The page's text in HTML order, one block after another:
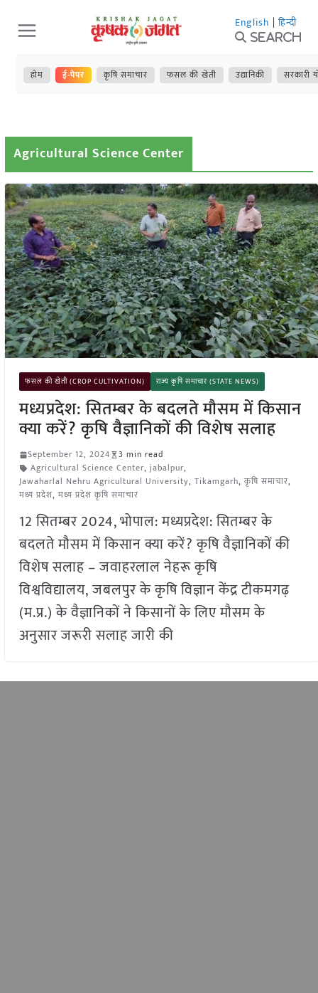
Skip
to
content
English | हिन्दी
Search
होम ई-पेपर कृषि समाचार फसल की खेती उद्यानिकी सरकारी
Agricultural Science Center
फसल की खेती (CROP CULTIVATION) राज्य कृषि समाचार (STATE NEWS)
मध्यप्रदेश: सितम्बर के बदलते मौसम में किसान
क्या करें? कृषि वैज्ञानिकों की विशेष सलाह
September 12, 2024
3 min read
Agricultural Science Center, jabalpur,
Jawaharlal Nehru Agricultural University, Tikamgarh, कृषि समाचार,
मध्य प्रदेश, मध्य प्रदेश कृषि समाचार
12 सितम्बर 2024, भोपाल: मध्यप्रदेश: सितम्बर के
बदलते मौसम में किसान क्या करें? कृषि वैज्ञानिकों की
विशेष सलाह – जवाहरलाल नेहरू कृषि
विश्वविद्यालय, जबलपुर के कृषि विज्ञान केंद्र टीकमगढ़
(म.प्र.) के वैज्ञानिकों ने किसानों के लिए मौसम के
अनुसार जरूरी सलाह जारी की